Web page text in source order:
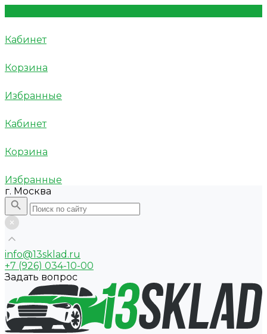
Кабинет
Корзина
Избранные
Кабинет
Корзина
Избранные
г. Москва
info@13sklad.ru
+7 (926) 034-10-00
Задать вопрос